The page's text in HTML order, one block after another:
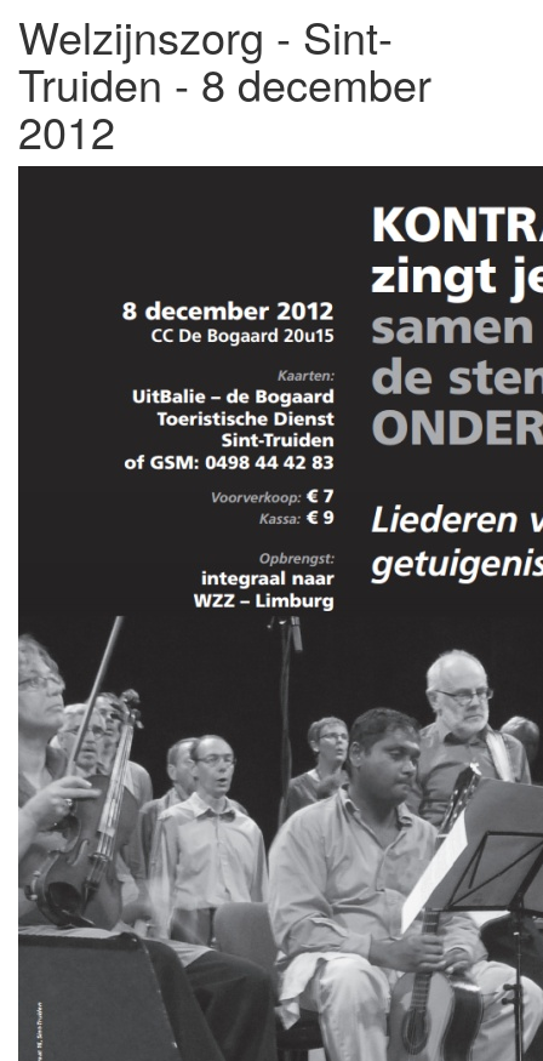
Welzijnszorg - Sint-
Truiden - 8 december
2012